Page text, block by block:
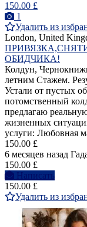
150.00 £
1
Удалить из
London, United
ОБИДЧИКА!
Колдун,
летним Стажем.
Устали от пустых
потомственный
предлагаю
жизненных
услуги: Любовная
150.00 £
6 месяцев назад
150.00 £
Написать
150.00 £
Удалить из